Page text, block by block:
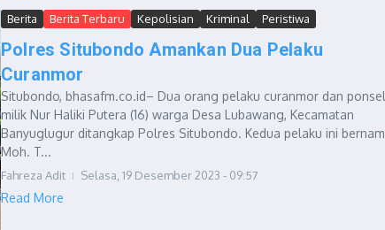
Berita Berita Terbaru Kepolisian Kriminal Peristiwa
Polres Situbondo Amankan Dua Pelaku
Curanmor
Situbondo, bhasafm.co.id– Dua orang pelaku curanmor dan ponsel
milik Nur Haliki Putera (16) warga Desa Lubawang, Kecamatan
Banyuglugur ditangkap Polres Situbondo. Kedua pelaku ini
Moh. T...
Fahreza Adit Selasa, 19 Desember 2023 - 09:57
Read More